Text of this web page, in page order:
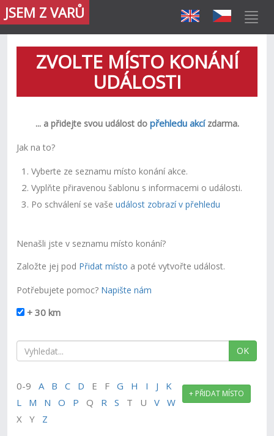
JSEM Z VARŮ
ZVOLTE MÍSTO KONÁNÍ
UDÁLOSTI
... a přidejte svou událost do přehledu akcí zdarma.
Jak na to?
Vyberte ze seznamu místo konání akce.
Vyplňte přiravenou šablonu s informacemi o události.
Po schválení se vašeudálost zobrazí v přehledu
Nenašli jste v seznamu místo konání?
Založte jej pod Přidat místo a poté vytvořte událost.
Potřebujete pomoc? Napište nám
+ 30 km
OK
+ PŘIDAT MÍSTO
0-9A B C D E FG H I J
K
L
M N O P Q R S T UV
W
X Y Z